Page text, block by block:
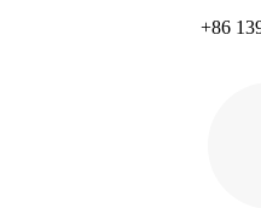
+86